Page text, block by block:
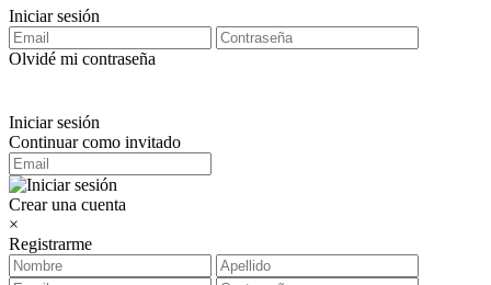
Iniciar sesión
Olvidé mi contraseña
Iniciar sesión
Continuar como invitado
Crear una cuenta
×
Registrarme